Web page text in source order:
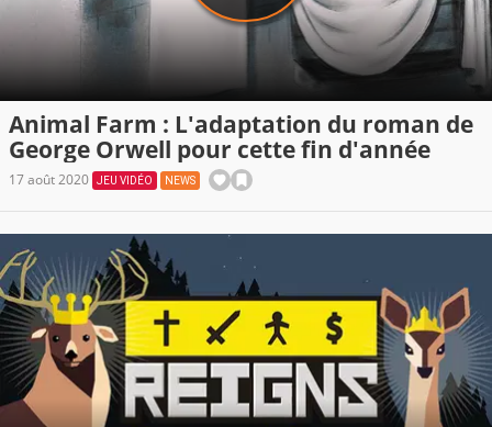
Animal Farm : L'adaptation du roman de
George Orwell pour cette fin d'année
17 août 2020 JEU VIDÉO NEWS